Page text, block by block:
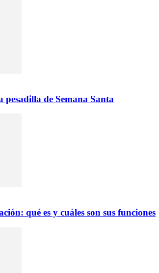
pesadilla de Semana Santa
qué es y cuáles son sus funciones